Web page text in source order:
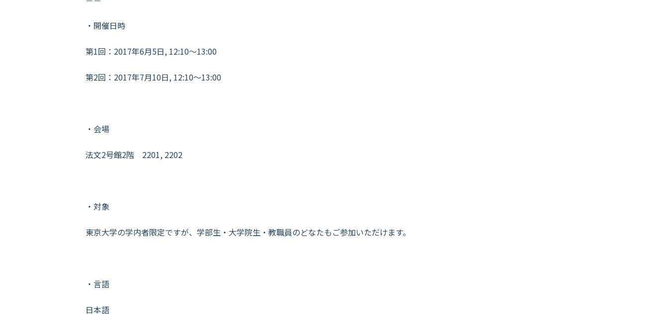
・開催日時
第1回：2017年6月5日, 12:10～13:00
第2回：2017年7月10日, 12:10～13:00
・会場
法文2号館2階 2201, 2202
・対象
東京大学の学内者限定ですが、学部生・大学院生・教職員のどなたもご参加いただけます。
・言語
日本語